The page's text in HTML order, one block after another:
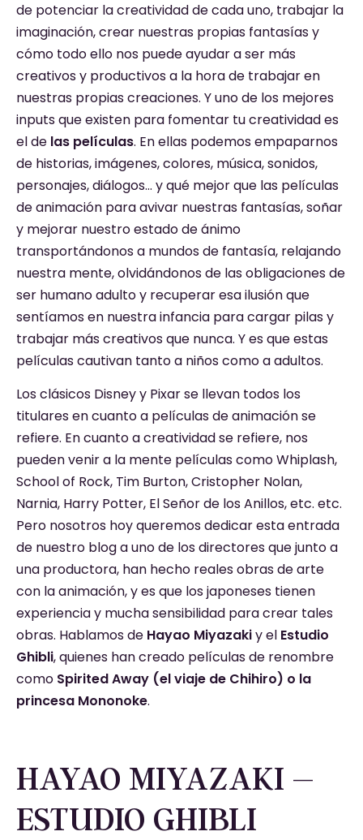
de potenciar la creatividad de cada uno, trabajar la
imaginación, crear nuestras propias fantasías y
cómo todo ello nos puede ayudar a ser más
creativos y productivos a la hora de trabajar en
nuestras propias creaciones. Y uno de los mejores
inputs que existen para fomentar tu creatividad es
el de las películas. En ellas podemos empaparnos
de historias, imágenes, colores, música, sonidos,
personajes, diálogos… y qué mejor que las películas
de animación para avivar nuestras fantasías, soñar
y mejorar nuestro estado de ánimo
transportándonos a mundos de fantasía, relajando
nuestra mente, olvidándonos de las obligaciones de
ser humano adulto y recuperar esa ilusión que
sentíamos en nuestra infancia para cargar pilas y
trabajar más creativos que nunca. Y es que estas
películas cautivan tanto a niños como a adultos.
Los clásicos Disney y Pixar se llevan todos los
titulares en cuanto a películas de animación se
refiere. En cuanto a creatividad se refiere, nos
pueden venir a la mente películas como Whiplash,
School of Rock, Tim Burton, Cristopher Nolan,
Narnia, Harry Potter, El Señor de los Anillos, etc. etc.
Pero nosotros hoy queremos dedicar esta entrada
de nuestro blog a uno de los directores que junto a
una productora, han hecho reales obras de arte
con la animación, y es que los japoneses tienen
experiencia y mucha sensibilidad para crear tales
obras. Hablamos de Hayao Miyazakiy el Estudio
Ghibli, quienes han creado películas de renombre
como Spirited Away (el viaje de Chihiro) o la
princesa Mononoke.
HAYAO MIYAZAKI –
ESTUDIO GHIBLI